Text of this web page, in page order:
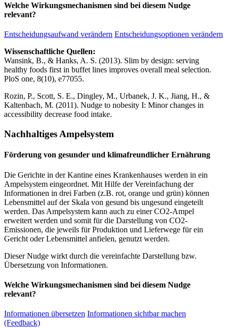
Welche Wirkungsmechanismen sind bei diesem Nudge
relevant?
Entscheidungsaufwand verändern Entscheidungsoptionen verändern
Wissenschaftliche Quellen:
Wansink, B., & Hanks, A. S. (2013). Slim by design: serving
healthy foods first in buffet lines improves overall meal selection.
PloS one, 8(10), e77055.
Rozin, P., Scott, S. E., Dingley, M., Urbanek, J. K., Jiang, H., &
Kaltenbach, M. (2011). Nudge to nobesity I: Minor changes in
accessibility decrease food intake.
Nachhaltiges Ampelsystem
Förderung von gesunder und klimafreundlicher Ernährung
Die Gerichte in der Kantine eines Krankenhauses werden in ein
Ampelsystem eingeordnet. Mit Hilfe der Vereinfachung der
Informationen in drei Farben (z.B. rot, orange und grün) können
Lebensmittel auf der Skala von gesund bis ungesund eingeteilt
werden. Das Ampelsystem kann auch zu einer CO2-Ampel
erweitert werden und somit für die Darstellung von CO2-
Emissionen, die jeweils für Produktion und Lieferwege für ein
Gericht oder Lebensmittel anfielen, genutzt werden.
Dieser Nudge wirkt durch die vereinfachte Darstellung bzw.
Übersetzung von Informationen.
Welche Wirkungsmechanismen sind bei diesem Nudge
relevant?
Informationen übersetzen Informationen sichtbar machen
(Feedback)